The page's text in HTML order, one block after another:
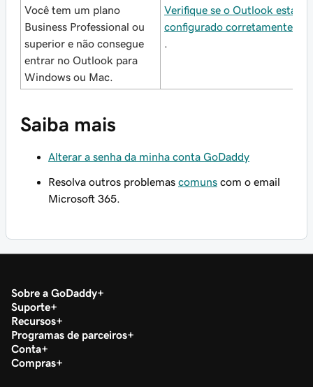
Você tem um plano
Business Professional ou
superior e não consegue
entrar no Outlook para
Windows ou Mac.
Verifique se o Outlook está
configurado corretamente
Saiba mais
Alterar a senha da minha conta GoDaddy
Resolva outros problemas comuns com o email
Microsoft 365.
Sobre a GoDaddy
Suporte
Recursos
Programas de parceiros
Conta
Compras